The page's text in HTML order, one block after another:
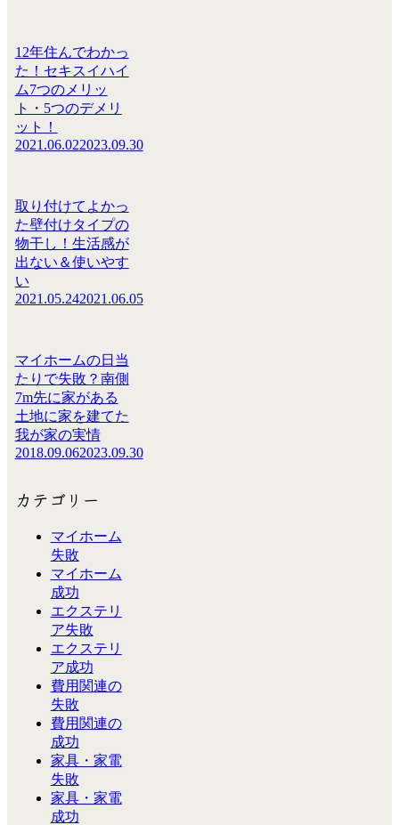
12年住んでわかっ
た！セキスイハイ
ム7つのメリッ
ト・5つのデメリ
ット！
2021.06.022023.09.30
取り付けてよかっ
た壁付けタイプの
物干し！生活感が
出ない＆使いやす
い
2021.05.242021.06.05
マイホームの日当
たりで失敗？南側
7m先に家がある
土地に家を建てた
我が家の実情
2018.09.062023.09.30
カテゴリー
マイホーム
失敗
マイホーム
成功
エクステリ
ア失敗
エクステリ
ア成功
費用関連の
失敗
費用関連の
成功
家具・家電
失敗
家具・家電
成功